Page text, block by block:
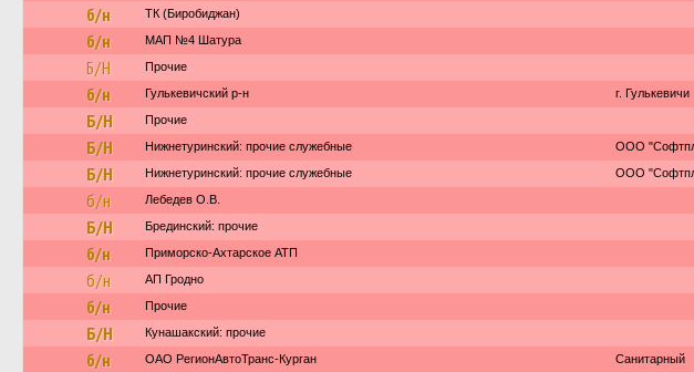
б/н ТК (Биробиджан)
б/н МАП №4 Шатура
Б/Н Прочие
б/н Гулькевичский р-н г. Гулькевичи
Б/Н Прочие
Б/Н Нижнетуринский: прочие служебные ООО
Б/Н Нижнетуринский: прочие служебные ООО
б/н Лебедев О.В.
Б/Н Брединский: прочие
б/н Приморско-Ахтарское АТП
б/н АП Гродно
б/н Прочие
Б/Н Кунашакский: прочие
б/н ОАО РегионАвтоТранс-Курган Санитарный